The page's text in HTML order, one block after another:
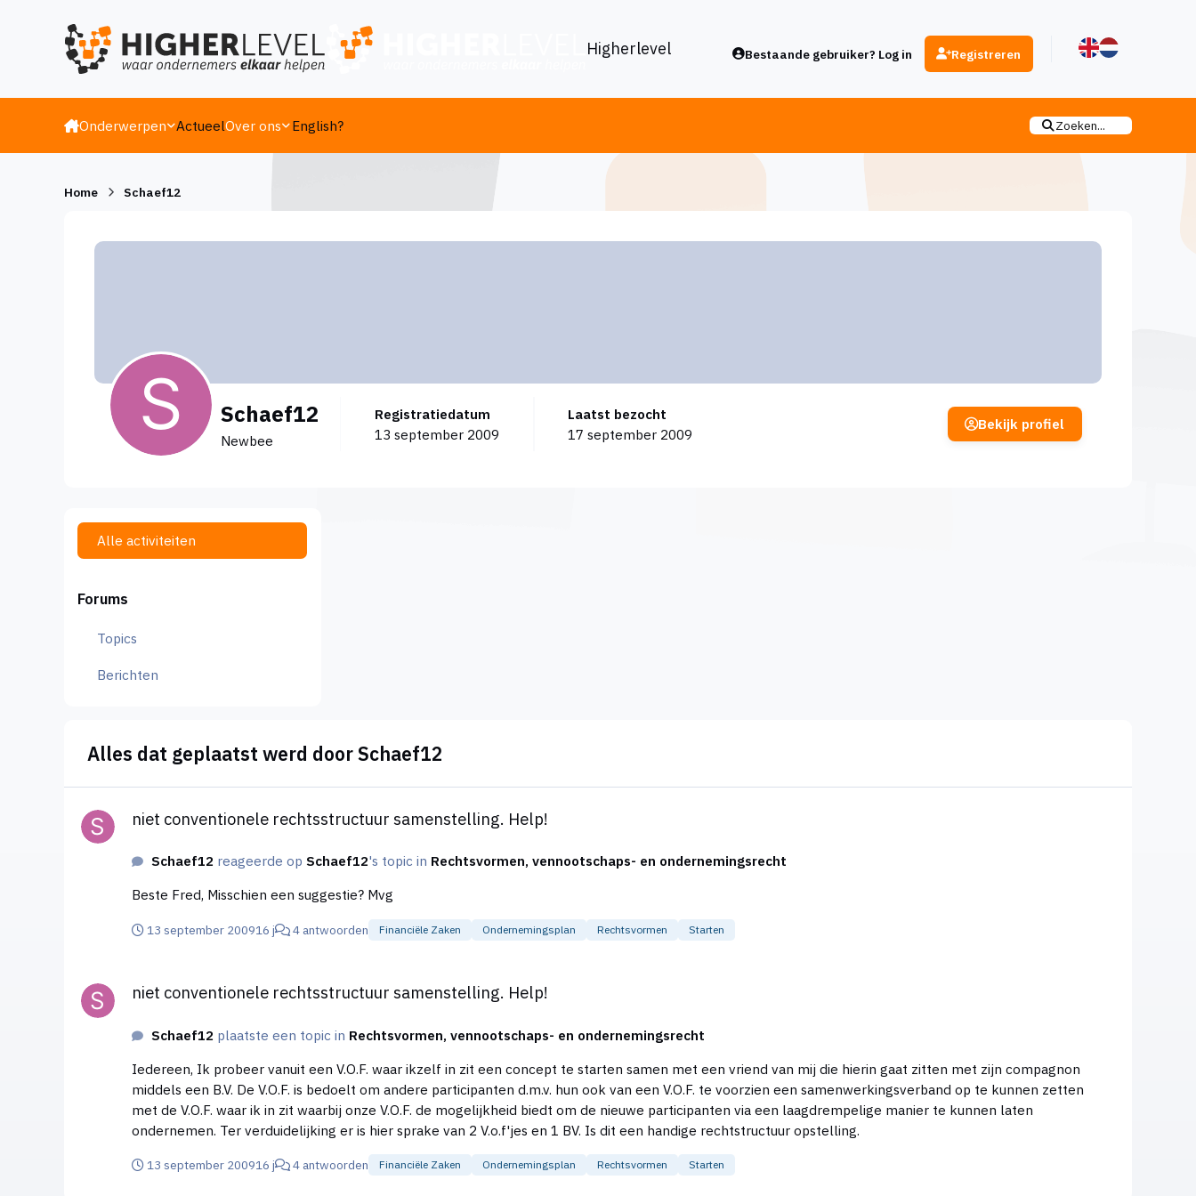
Higherlevel Bestaande gebruiker? Log in Registreren
Onderwerpen ActueelOver ons English? Zoeken...
Home Schaef12
Schaef12
Newbee
Registratiedatum
13 september 2009
Laatst bezocht
17 september 2009
Bekijk profiel
Alle activiteiten
Forums
Topics
Berichten
Alles dat geplaatst werd door Schaef12
niet conventionele rechtsstructuur samenstelling. Help!
Schaef12 reageerde op Schaef12's topic in Rechtsvormen, vennootschaps- en ondernemingsrecht
Beste Fred, Misschien een suggestie? Mvg
13 september 200916 j 4 antwoorden Financiële Zaken Ondernemingsplan Rechtsvormen Starten
niet conventionele rechtsstructuur samenstelling. Help!
Schaef12 plaatste een topic in Rechtsvormen, vennootschaps- en ondernemingsrecht
Iedereen, Ik probeer vanuit een V.O.F. waar ikzelf in zit een concept te starten samen met een vriend van mij die hierin gaat zitten met zijn compagnon
middels een B.V. De V.O.F. is bedoelt om andere participanten d.m.v. hun ook van een V.O.F. te voorzien een samenwerkingsverband op te kunnen zetten
met de V.O.F. waar ik in zit waarbij onze V.O.F. de mogelijkheid biedt om de nieuwe participanten via een laagdrempelige manier te kunnen laten
ondernemen. Ter verduidelijking er is hier sprake van 2 V.o.f'jes en 1 BV. Is dit een handige rechtstructuur opstelling.
13 september 200916 j 4 antwoorden Financiële Zaken Ondernemingsplan Rechtsvormen Starten